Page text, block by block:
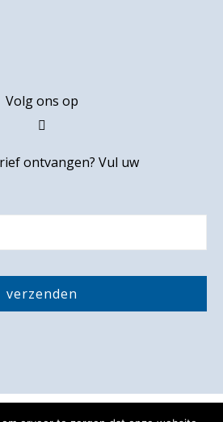
Volg ons op
ontvangen? Vul uw